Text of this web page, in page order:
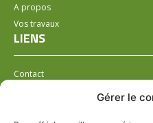
Gérer le
A propos
Vos travaux
LIENS
Contact